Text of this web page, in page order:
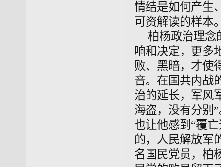
情结是如何产生
可资解读的样本
柏杨政治理念
响和决定，更多
败、黑暗，才使
音。在国共内战
治的延长，军风
海盗，没有分别
也让他感到“覆
的，人民解放军
名国民党员，柏